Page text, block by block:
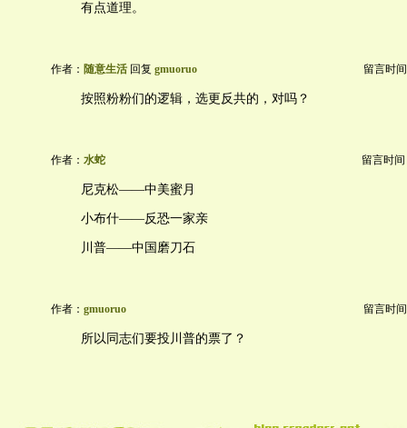
有点道理。
作者： 随意生活 回复 gmuoruo 留言时
按照粉粉们的逻辑，选更反共的，对吗？
作者： 水蛇 留言时间
尼克松——中美蜜月
小布什——反恐一家亲
川普——中国磨刀石
作者： gmuoruo 留言时
所以同志们要投川普的票了？